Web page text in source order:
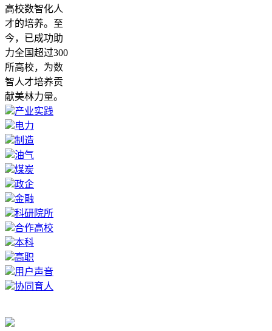
高校数智化人
才的培养。至
今，已成功助
力全国超过300
所高校，为数
智人才培养贡
献美林力量。
产业实践
电力
制造
油气
煤炭
政企
金融
科研院所
合作高校
本科
高职
用户声音
协同育人